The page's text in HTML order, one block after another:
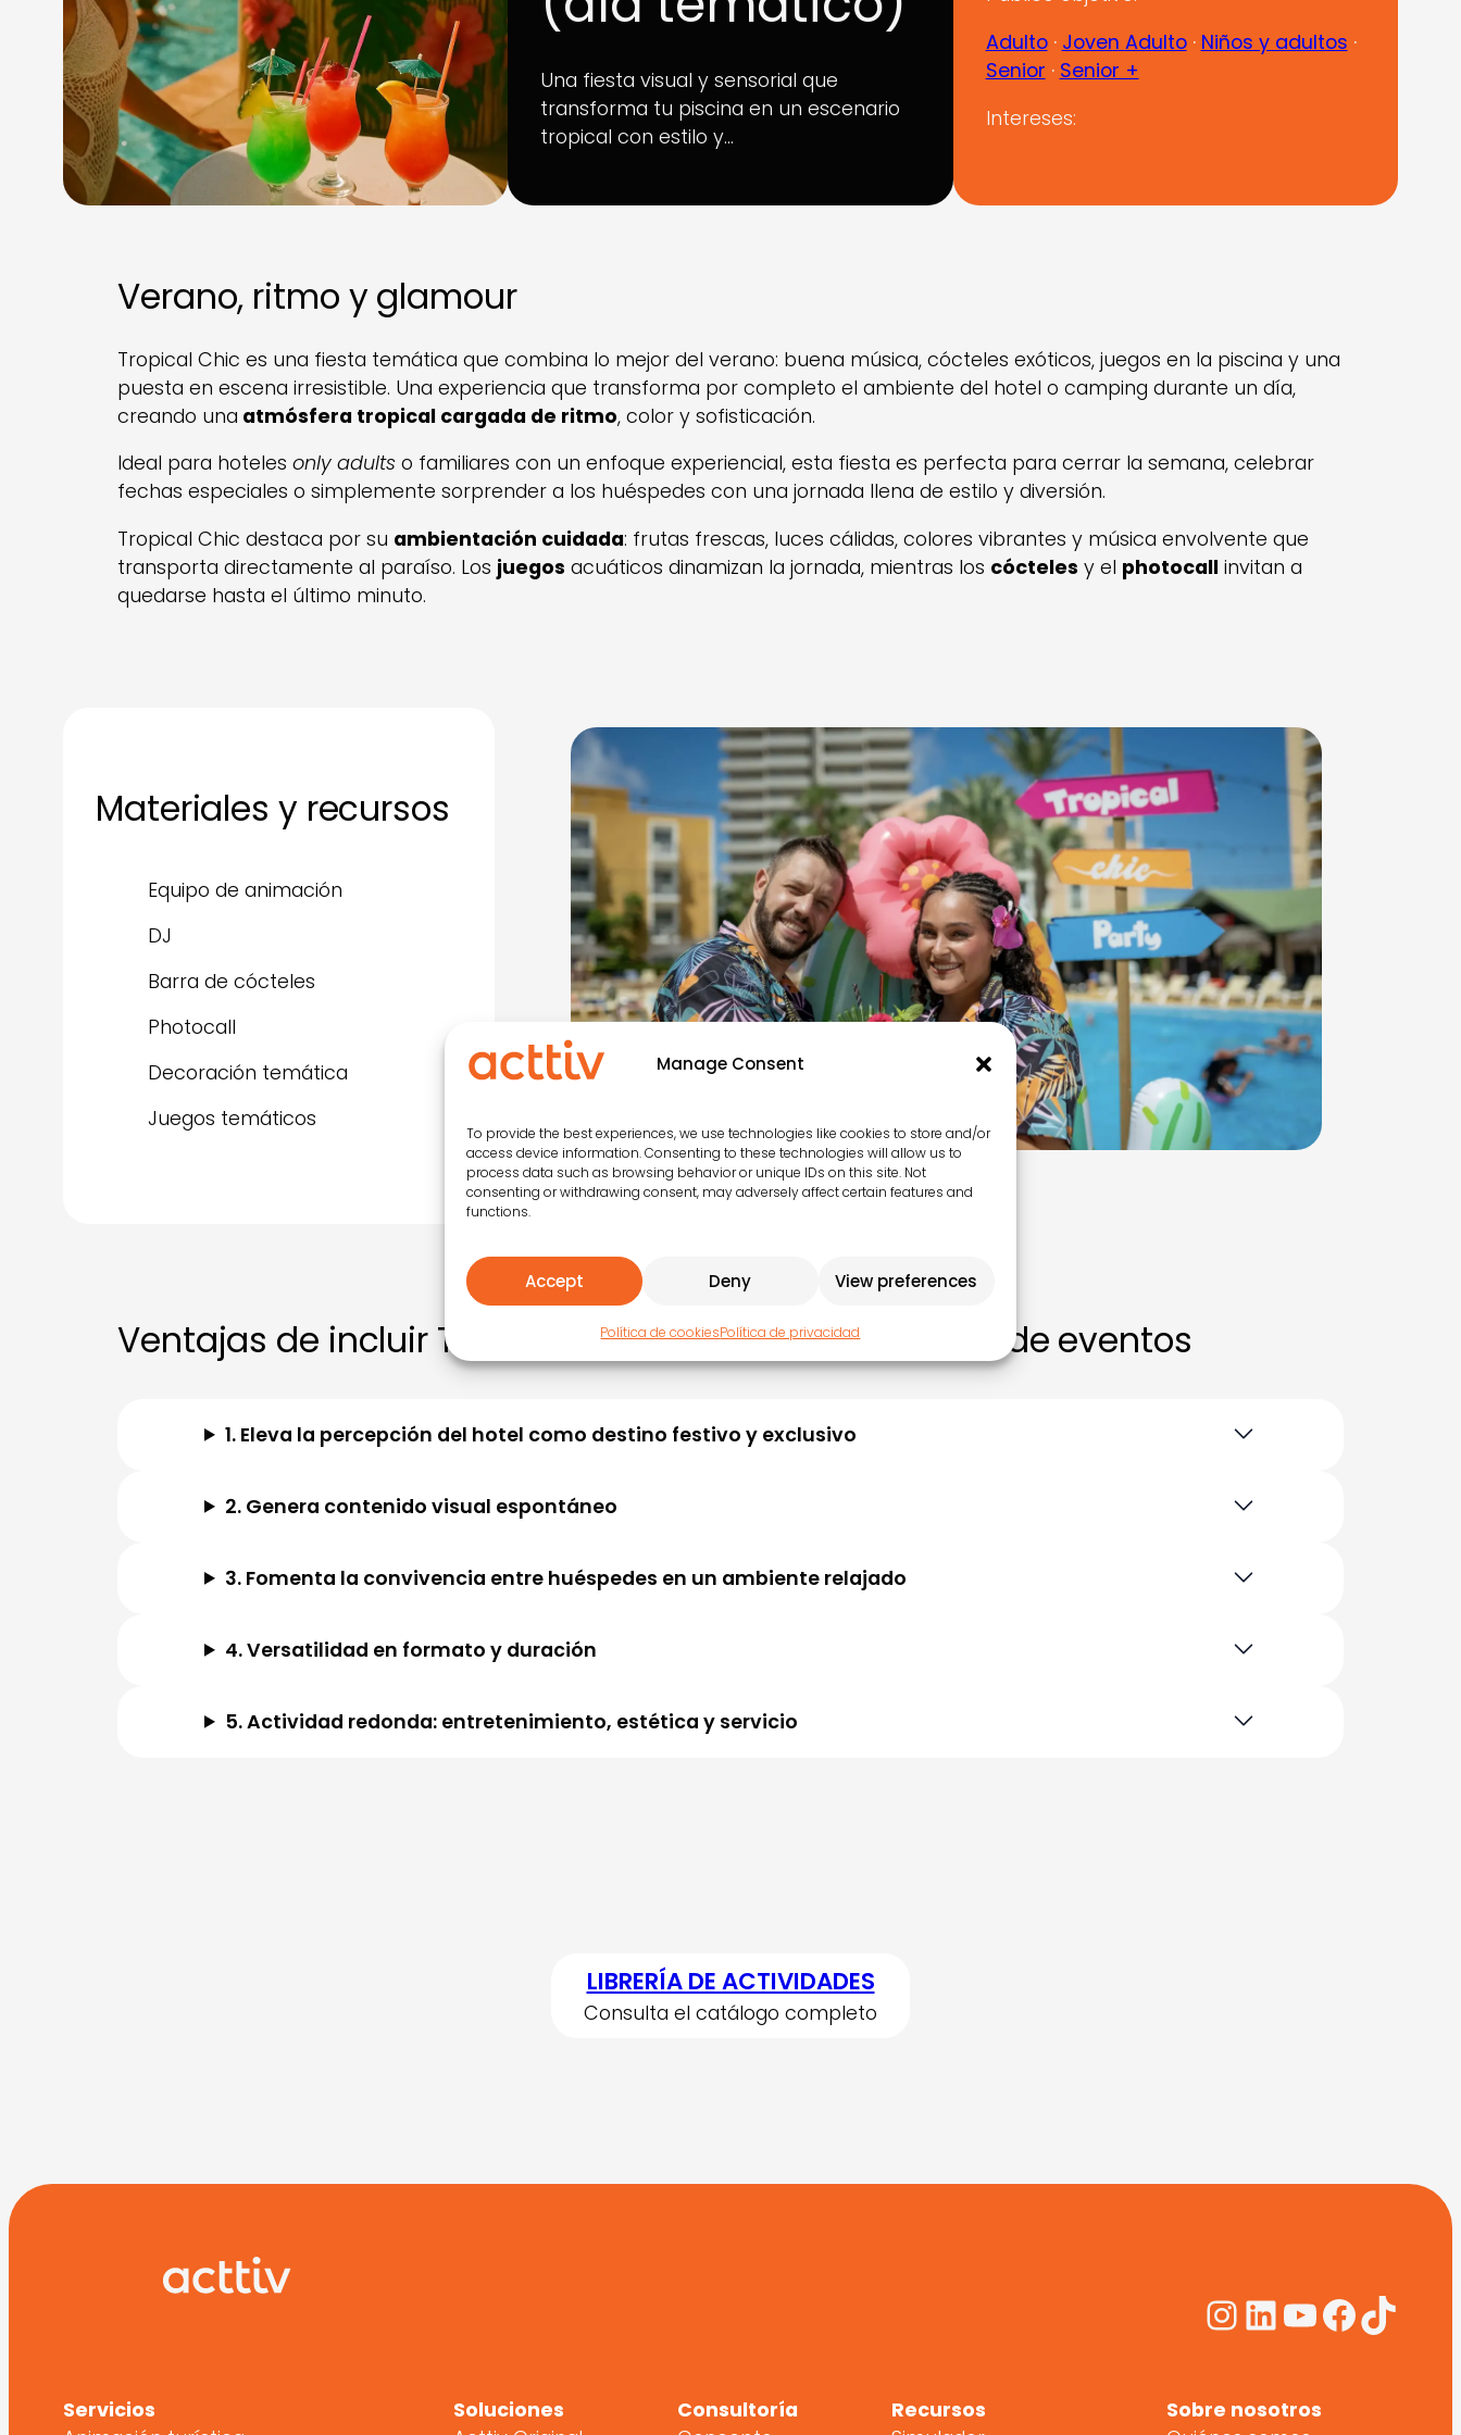
Manage Consent
To provide the best experiences, we use technologies like cookies to store and/or
access device information. Consenting to these technologies will allow us to
process data such as browsing behavior or unique IDs on this site. Not
consenting or withdrawing consent, may adversely affect certain features and
functions.
Accept Deny View preferences
Política de cookiesPolítica de privacidad
Una fiesta visual y sensorial que
transforma tu piscina en un escenario
tropical con estilo y…
Adulto · Joven Adulto · Niños y adultos ·
Senior · Senior +
Intereses:
Verano, ritmo y glamour
Tropical Chic es una fiesta temática que combina lo mejor del verano: buena música, cócteles exóticos, juegos en la piscina y una
puesta en escena irresistible. Una experiencia que transforma por completo el ambiente del hotel o camping durante un día,
creando una atmósfera tropical cargada de ritmo, color y sofisticación.
Ideal para hoteles only adults o familiares con un enfoque experiencial, esta fiesta es perfecta para cerrar la semana, celebrar
fechas especiales o simplemente sorprender a los huéspedes con una jornada llena de estilo y diversión.
Tropical Chic destaca por su ambientación cuidada: frutas frescas, luces cálidas, colores vibrantes y música envolvente que
transporta directamente al paraíso. Los juegos acuáticos dinamizan la jornada, mientras los cócteles y el photocall invitan a
quedarse hasta el último minuto.
Materiales y recursos
Equipo de animación
DJ
Barra de cócteles
Photocall
Decoración temática
Juegos temáticos
Ventajas de incluir Tropical Chic en tu programación de eventos
1. Eleva la percepción del hotel como destino festivo y exclusivo
2. Genera contenido visual espontáneo
3. Fomenta la convivencia entre huéspedes en un ambiente relajado
4. Versatilidad en formato y duración
5. Actividad redonda: entretenimiento, estética y servicio
LIBRERÍA DE ACTIVIDADES
Consulta el catálogo completo
Instagram
LinkedIn
YouTube
Servicios
Soluciones
Consultoría
Recursos
Sobre nosotros